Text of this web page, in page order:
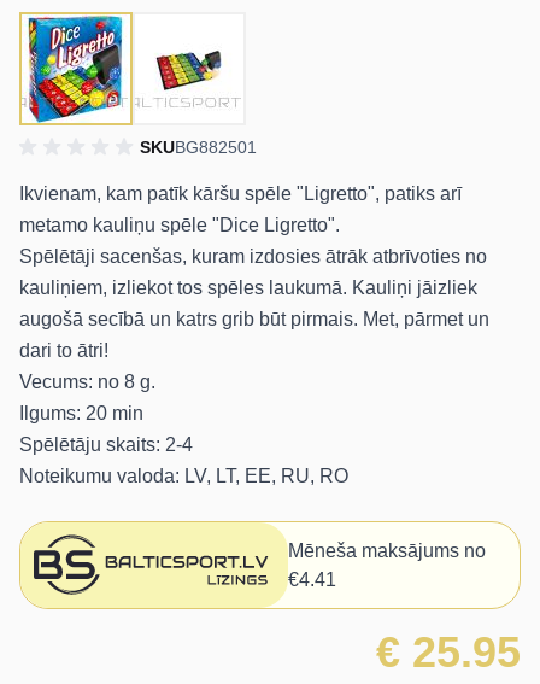
SKUBG882501
Ikvienam, kam patīk kāršu spēle "Ligretto", patiks arī
metamo kauliņu spēle "Dice Ligretto".
Spēlētāji sacenšas, kuram izdosies ātrāk atbrīvoties no
kauliņiem, izliekot tos spēles laukumā. Kauliņi jāizliek
augošā secībā un katrs grib būt pirmais. Met, pārmet un
dari to ātri!
Vecums: no 8 g.
Ilgums: 20 min
Spēlētāju skaits: 2-4
Noteikumu valoda: LV, LT, EE, RU, RO
Mēneša maksājums no
€4.41
€ 25.95